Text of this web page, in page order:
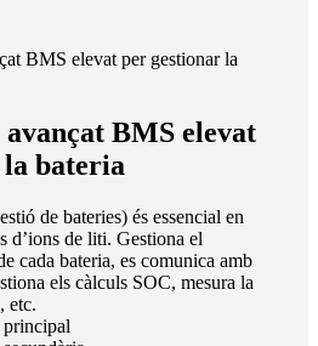
BMS elevat
bateria
de bateries) és essencial en
d’ions de liti. Gestiona el
cada bateria, es comunica amb
els càlculs SOC, mesura la
etc.